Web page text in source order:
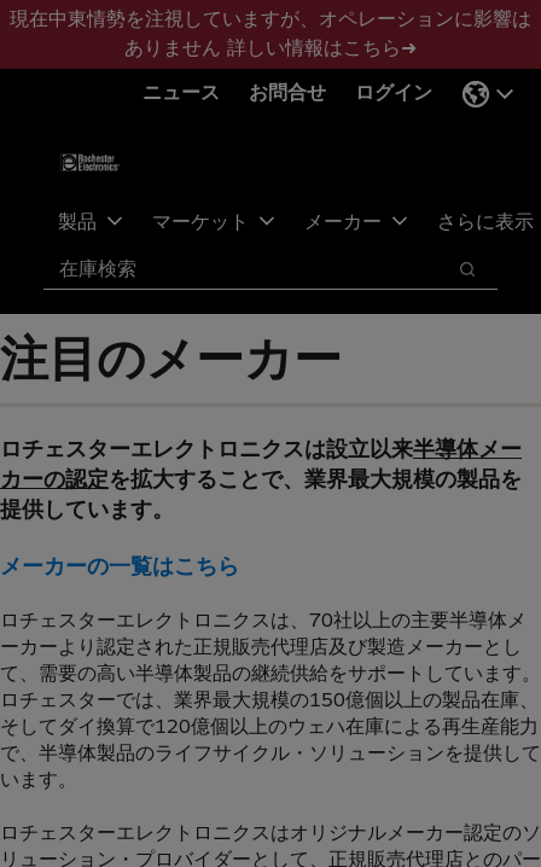
メ
ン
ッ
プ
フ
タ
現在中東情勢を注視していますが、オペレーションに影響は
ありません 詳しい情報はこちら➜
ニュース
お問合せ ログイン
製品 マーケット メーカー さらに表示
検索
検索
注目のメーカー
ロチェスターエレクトロニクスは設立以来半導体メー
カーの認定を拡大することで、業界最大規模の製品を
提供しています。
メーカーの一覧はこちら
ロチェスターエレクトロニクスは、70社以上の主要半導体メ
ーカーより認定された正規販売代理店及び製造メーカーとし
て、需要の高い半導体製品の継続供給をサポートしています。
ロチェスターでは、業界最大規模の150億個以上の製品在庫、
そしてダイ換算で120億個以上のウェハ在庫による再生産能力
で、半導体製品のライフサイクル・ソリューションを提供して
います。
ロチェスターエレクトロニクスはオリジナルメーカー認定のソ
リューション・プロバイダーとして、正規販売代理店とのパー